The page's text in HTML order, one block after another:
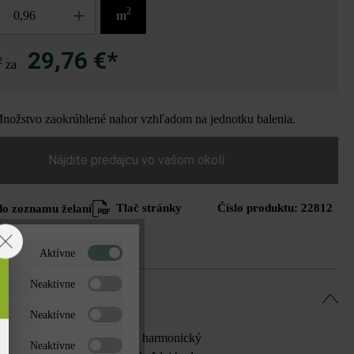
m2
za 29,76 €*
zaokrúhlené nahor vzhľadom na jednotku balenia.
Nájdite predajcu vo vašom okolí
zoznamu želaní Tlač stránky Číslo produktu: 22812
šírku škáry a vytvára tak harmonický
Aktívne
Neaktívne
Neaktívne
Neaktívne